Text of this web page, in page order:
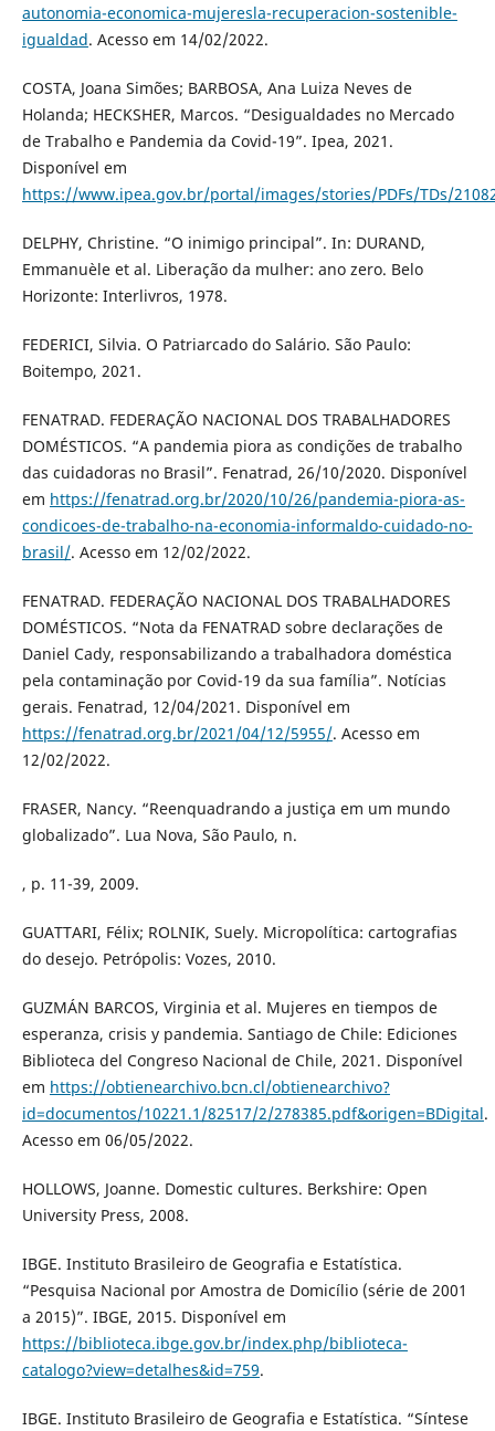
autonomia-economica-mujeresla-recuperacion-sostenible-
igualdad. Acesso em 14/02/2022.
COSTA, Joana Simões; BARBOSA, Ana Luiza Neves de
Holanda; HECKSHER, Marcos. “Desigualdades no Mercado
de Trabalho e Pandemia da Covid-19”. Ipea, 2021.
Disponível em
https://www.ipea.gov.br/portal/images/stories/PDFs/TDs/
DELPHY, Christine. “O inimigo principal”. In: DURAND,
Emmanuèle et al. Liberação da mulher: ano zero. Belo
Horizonte: Interlivros, 1978.
FEDERICI, Silvia. O Patriarcado do Salário. São Paulo:
Boitempo, 2021.
FENATRAD. FEDERAÇÃO NACIONAL DOS TRABALHADORES
DOMÉSTICOS. “A pandemia piora as condições de trabalho
das cuidadoras no Brasil”. Fenatrad, 26/10/2020. Disponível
em https://fenatrad.org.br/2020/10/26/pandemia-piora-as-
condicoes-de-trabalho-na-economia-informaldo-cuidado-no-
brasil/. Acesso em 12/02/2022.
FENATRAD. FEDERAÇÃO NACIONAL DOS TRABALHADORES
DOMÉSTICOS. “Nota da FENATRAD sobre declarações de
Daniel Cady, responsabilizando a trabalhadora doméstica
pela contaminação por Covid-19 da sua família”. Notícias
gerais. Fenatrad, 12/04/2021. Disponível em
https://fenatrad.org.br/2021/04/12/5955/. Acesso em
12/02/2022.
FRASER, Nancy. “Reenquadrando a justiça em um mundo
globalizado”. Lua Nova, São Paulo, n.
, p. 11-39, 2009.
GUATTARI, Félix; ROLNIK, Suely. Micropolítica: cartografias
do desejo. Petrópolis: Vozes, 2010.
GUZMÁN BARCOS, Virginia et al. Mujeres en tiempos de
esperanza, crisis y pandemia. Santiago de Chile: Ediciones
Biblioteca del Congreso Nacional de Chile, 2021. Disponível
em https://obtienearchivo.bcn.cl/obtienearchivo?
id=documentos/10221.1/82517/2/278385.pdf&origen=BDigital.
Acesso em 06/05/2022.
HOLLOWS, Joanne. Domestic cultures. Berkshire: Open
University Press, 2008.
IBGE. Instituto Brasileiro de Geografia e Estatística.
“Pesquisa Nacional por Amostra de Domicílio (série de 2001
a 2015)”. IBGE, 2015. Disponível em
https://biblioteca.ibge.gov.br/index.php/biblioteca-
catalogo?view=detalhes&id=759.
IBGE. Instituto Brasileiro de Geografia e Estatística. “Síntese